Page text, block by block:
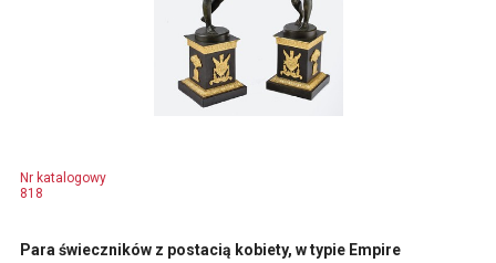
Nr katalogowy
818
Para świeczników z postacią kobiety, w typie Empire